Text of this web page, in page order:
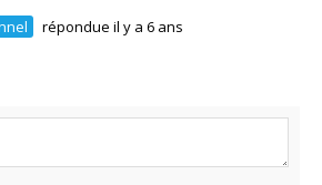
répondue il y a 6 ans